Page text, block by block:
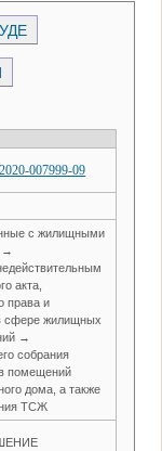
007999-09
с жилищными
→
акта,
права и
сфере жилищных
→
собрания
помещений
дома, а также
ТСЖ